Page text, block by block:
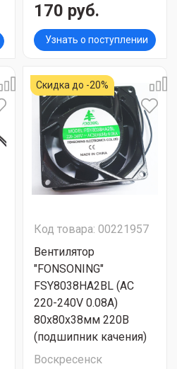
170 руб.
Узнать о поступлении
Скидка до -20%
Код товара: 00221957
Вентилятор
"FONSONING"
FSY8038HA2BL (AC
220-240V 0.08A)
80х80х38мм 220В
(подшипник качения)
Воскресенск